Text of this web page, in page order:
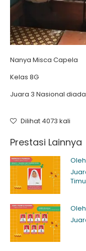
Nanya Misca Capela
Kelas 8G
Juara 3 Nasional
Dilihat 4073 kali
Prestasi Lainnya